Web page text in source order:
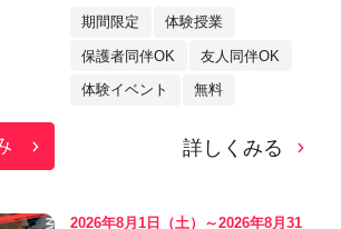
期間限定 体験授業
保護者同伴OK 友人同伴OK
体験イベント 無料
詳しくみる
2026年8月1日（土）～2026年8月31